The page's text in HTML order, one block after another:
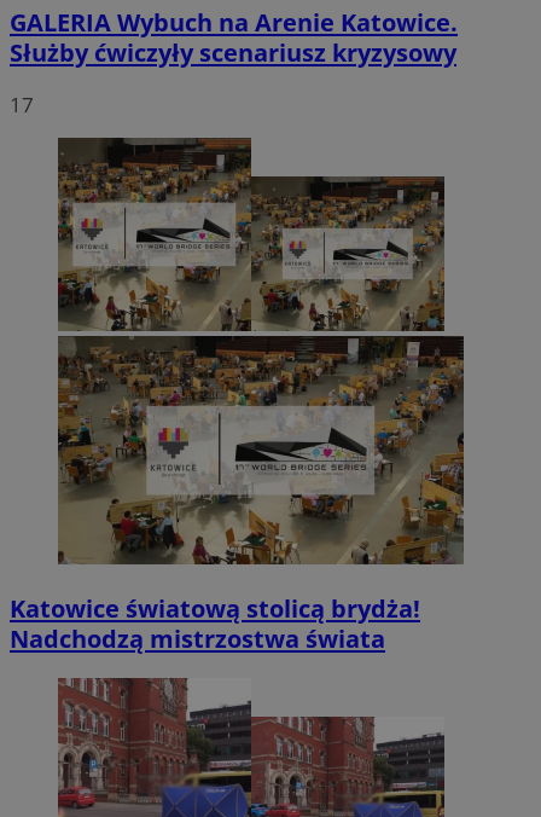
GALERIAWybuch na Arenie Katowice.
Służby ćwiczyły scenariusz kryzysowy
17
Katowice światową stolicą brydża!
Nadchodzą mistrzostwa świata